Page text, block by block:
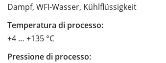
Dampf, WFI-Wasser, Kühlflüssigkeit
Temperatura di processo:
+4 … +135 °C
Pressione di processo: